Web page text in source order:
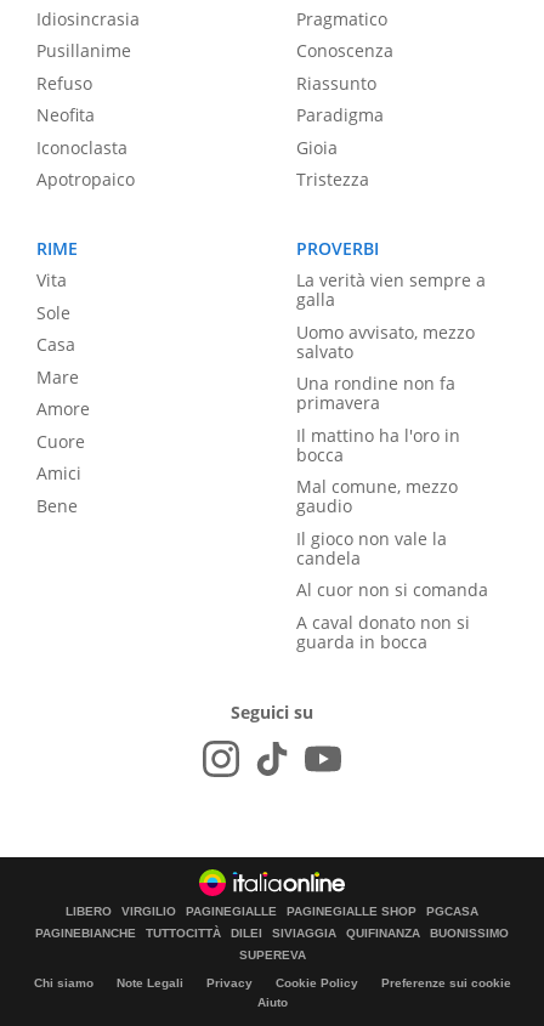
Idiosincrasia
Pusillanime
Refuso
Neofita
Iconoclasta
Apotropaico
Pragmatico
Conoscenza
Riassunto
Paradigma
Gioia
Tristezza
RIME
Vita
Sole
Casa
Mare
Amore
Cuore
Amici
Bene
PROVERBI
La verità vien sempre a
galla
Uomo avvisato, mezzo
salvato
Una rondine non fa
primavera
Il mattino ha l'oro in
bocca
Mal comune, mezzo
gaudio
Il gioco non vale la
candela
Al cuor non si comanda
A caval donato non si
guarda in bocca
Seguici su
LIBERO VIRGILIO PAGINEGIALLE PAGINEGIALLE SHOP
PGCASA
PAGINEBIANCHE
TUTTOCITTÀ DILEI SIVIAGGIA QUIFINANZA
BUONISSIMO
SUPEREVA
Chi siamo Note Legali Privacy Cookie Policy
Preferenze sui cookie
Aiuto